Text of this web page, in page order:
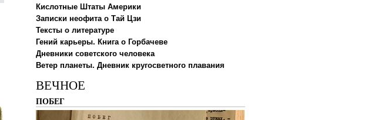
Кислотные Штаты Америки
Записки неофита о Тай Цзи
Тексты о литературе
Гений карьеры. Книга о Горбачеве
Дневники советского человека
Ветер планеты. Дневник кругосветного плавания
ВЕЧНОЕ
ПОБЕГ